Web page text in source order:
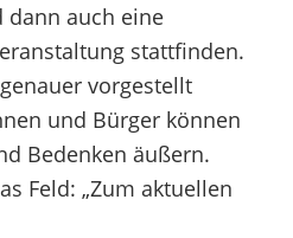
dann auch eine
stattfinden.
vorgestellt
und Bürger können
Bedenken äußern.
Feld: „Zum aktuellen